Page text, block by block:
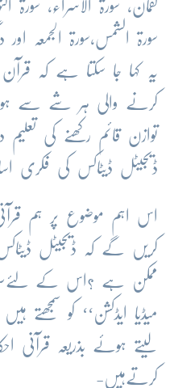
لقمان، سورۃ الاسراء، سورۃ
سورۃ الشمس،سورۃ الجمعہ
یہ کہا جا سکتا ہے کہ
کرنے والی ہر شے سے
توازن قائم رکھنے کی تعلیم
ڈیجیٹل ڈیٹاکس کی فکری
اس اہم موضوع پر ہم
کریں گے کہ ڈیجیٹل
ممکن ہے ؟اس کے
میڈیا ایڈکشن‘‘ کو سمجھتے
لیتے ہوئے بذریعہ
کرتےہیں-